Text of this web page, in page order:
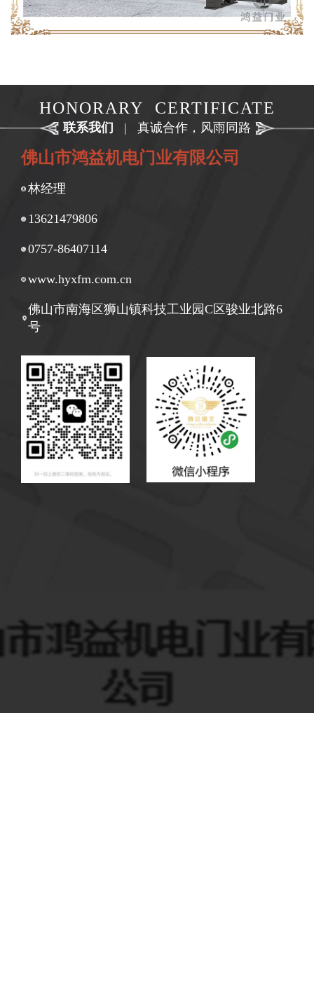
HONORARY CERTIFICATE
联系我们 | 真诚合作，风雨同路
佛山市鸿益机电门业有限公司
林经理
13621479806
0757-86407114
www.hyxfm.com.cn
佛山市南海区狮山镇科技工业园C区骏业北路6
号